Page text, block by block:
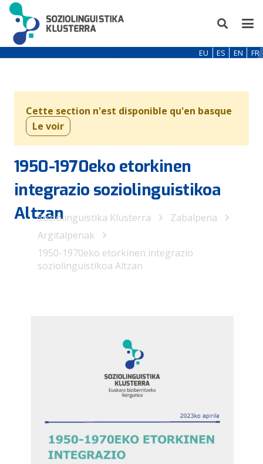
EU ES EN FR
Cette section n'est disponible qu'en basque
Le voir
1950-1970eko etorkinen
integrazio soziolinguistikoa
AltzanSoziolinguistika Klusterra
Zabalpena
Argitalpenak
1950-1970eko etorkinen integrazio
soziolinguistikoa Altzan